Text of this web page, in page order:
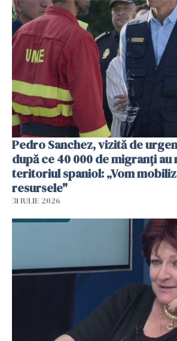
Pedro Sanchez, vizită de
după ce 40 000 de migranți au
teritoriul spaniol: „Vom
resursele"
31 IULIE 2026